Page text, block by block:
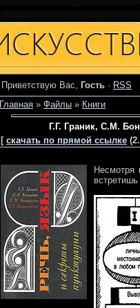
Приветствую Вас, Гость · RSS
Главная » Файлы » Книги
Г.Г. Граник, С.М.
[ скачать по прямой ссылке
Несмотря